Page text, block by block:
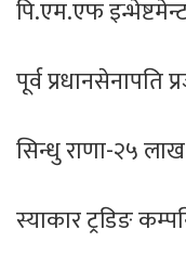
पि.एम.एफ
पूर्व
सिन्धु राणा-२५ लाख
स्याकार ट्रडिङ